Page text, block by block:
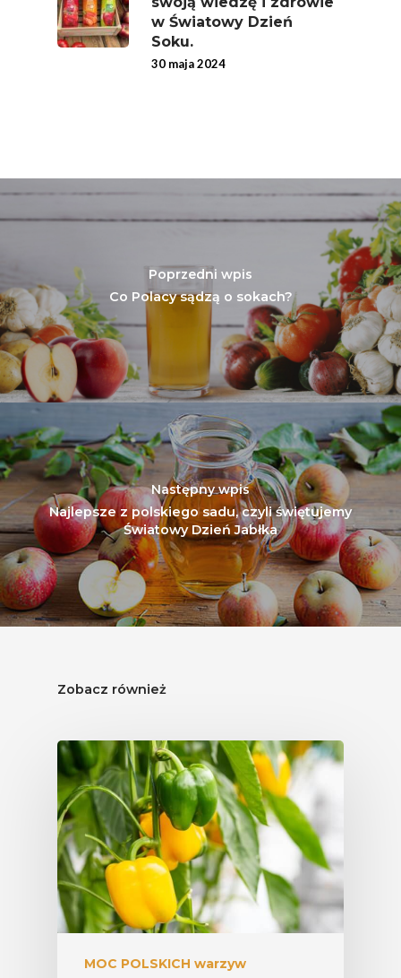
w Światowy Dzień
Soku.
30 maja 2024
Poprzedni wpis
Co Polacy sądzą o sokach?
Następny wpis
Najlepsze z polskiego sadu, czyli świętujemy
Światowy Dzień Jabłka
Zobacz również
MOC POLSKICH warzyw